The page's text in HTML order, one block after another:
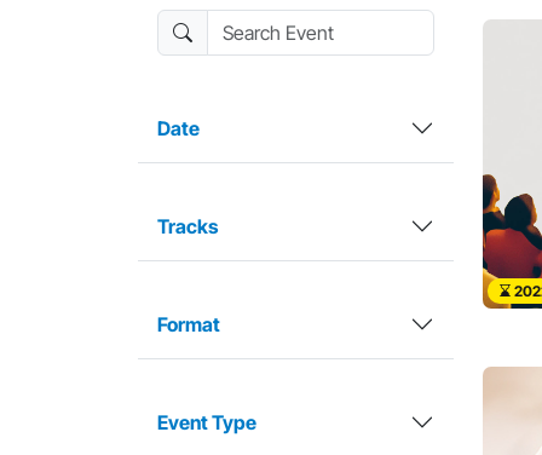
Search Event
Date
Tracks
Format
Event Type